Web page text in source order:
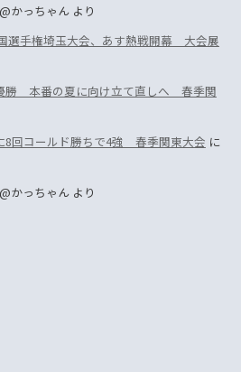
@かっちゃんより
選手権埼玉大会、あす熱戦開幕 大会展
勝 本番の夏に向け立て直しへ 春季関
8回コールド勝ちで4強 春季関東大会 に
@かっちゃんより